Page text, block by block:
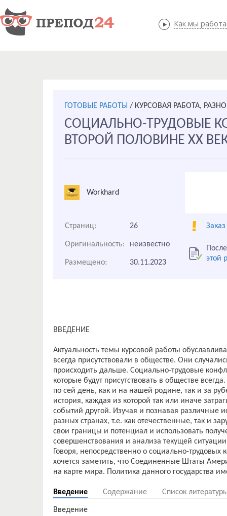
Как мы
Как мы
ГОТОВЫЕ РАБОТЫ / КУРСОВАЯ РАБОТА,
СОЦИАЛЬНО-ТРУДОВЫЕ
ВТОРОЙ ПОЛОВИНЕ XX
Workhard
Страниц: 26
Оригинальность: неизвестно
этой
Размещено: 30.11.2023
ВВЕДЕНИЕ
Актуальность темы курсовой работы
всегда присутствовали в обществе. Они
происходить дальше. Социально-трудовые
которые будут присутствовать в обществе
по сей день, как и на нашей родине, так и за
история, каждая из которой так или иначе
событий другой. Изучая и познавая различные
разных странах, т.е. как отечественные, так и
свои границы и потенциал и использовать
совершенствования и анализа текущей
Говоря, непосредственно о социально-
хочется заметить, что Соединенные Штаты
Введение Содержание Список
Введение